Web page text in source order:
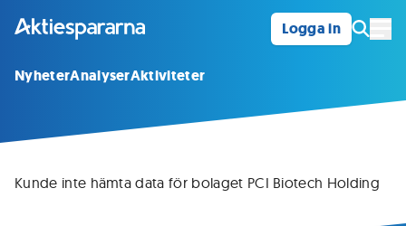
Logga in
NyheterAnalyserAktiviteter
Kunde inte hämta data för bolaget PCI Biotech Holding